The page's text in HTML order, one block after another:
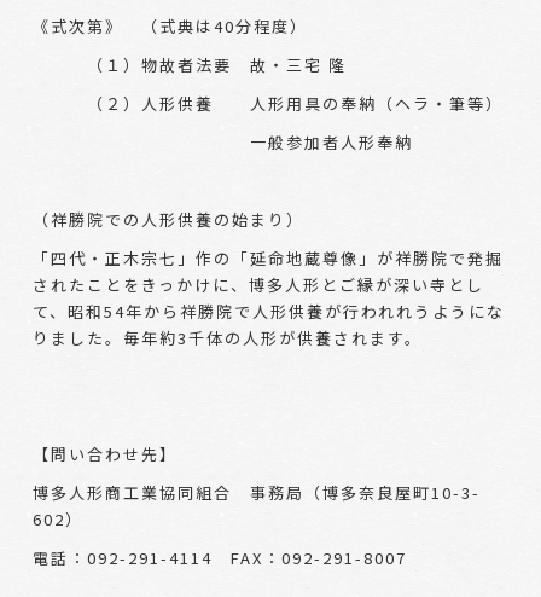
《式次第》 （式典は40分程度）
（１）物故者法要 故・三宅 隆
（２）人形供養 人形用具の奉納（ヘラ・筆等）
一般参加者人形奉納
（祥勝院での人形供養の始まり）
「四代・正木宗七」作の「延命地蔵尊像」が祥勝院で発掘
されたことをきっかけに、博多人形とご縁が深い寺とし
て、昭和54年から祥勝院で人形供養が行われれうようにな
りました。毎年約3千体の人形が供養されます。
【問い合わせ先】
博多人形商工業協同組合 事務局（博多奈良屋町10-3-
602）
電話：092-291-4114 FAX：092-291-8007